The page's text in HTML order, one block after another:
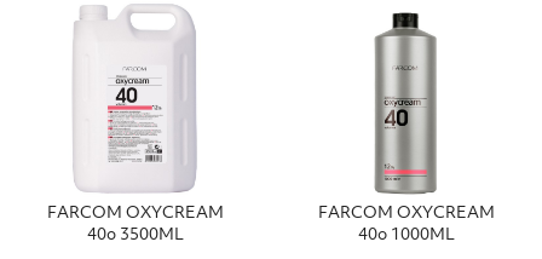
FΑRCΟΜ ΟΧΥCRΕΑΜ
40ο 3500ΜL
FΑRCΟΜ ΟΧΥCRΕΑΜ
40o 1000ΜL